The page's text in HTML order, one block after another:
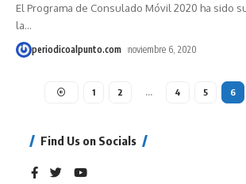
El Programa de Consulado Móvil 2020 ha sido
la…
periodicoalpunto.com noviembre 6, 2020
1 2 … 4 5 6
Find Us on Socials